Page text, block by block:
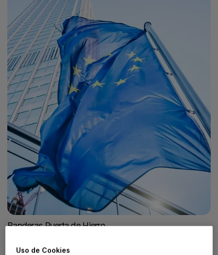
Banderas Puerta de Hierro
Uso de Cookies